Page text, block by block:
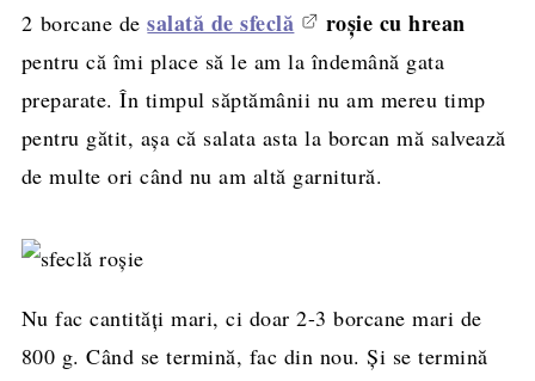
2 borcane desalată de sfeclă roşie cu hrean
pentru că îmi place să le am la îndemână gata
preparate. În timpul săptămânii nu am mereu timp
pentru gătit, aşa că salata asta la borcan mă salvează
de multe ori când nu am altă garnitură.
Nu fac cantităţi mari, ci doar 2-3 borcane mari de
800 g. Când se termină, fac din nou. Şi se termină